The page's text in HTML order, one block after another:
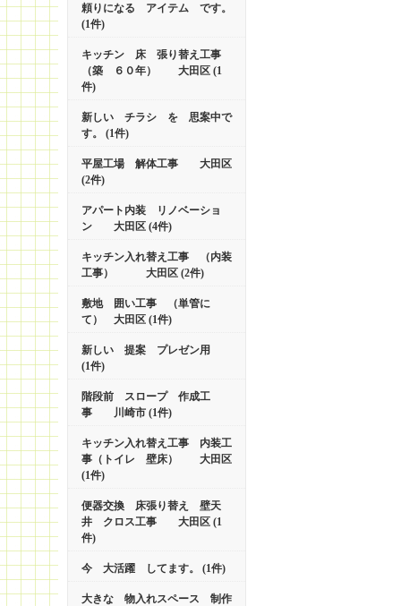
頼りになる アイテム です。
(1件)
キッチン 床 張り替え工事
（築 ６０年） 大田区 (1
件)
新しい チラシ を 思案中で
す。 (1件)
平屋工場 解体工事 大田区
(2件)
アパート内装 リノベーショ
ン 大田区 (4件)
キッチン入れ替え工事 （内装
工事） 大田区 (2件)
敷地 囲い工事 （単管に
て） 大田区 (1件)
新しい 提案 プレゼン用
(1件)
階段前 スロープ 作成工
事 川崎市 (1件)
キッチン入れ替え工事 内装工
事（トイレ 壁床） 大田区
(1件)
便器交換 床張り替え 壁天
井 クロス工事 大田区 (1
件)
今 大活躍 してます。 (1件)
大きな 物入れスペース 制作